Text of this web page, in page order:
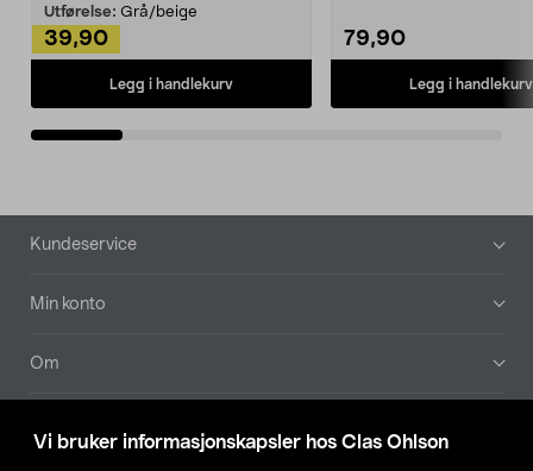
Vi bruker informasjonskapsler hos Clas Ohlson
Utførelse: Grå/beige
39,90
Legg i handlekurv
79,90
Legg i handlekurv
Bunntekst
Kundeservice
Min konto
Om